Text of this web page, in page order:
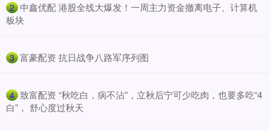
2 ​中鑫优配 港股全线大爆发！一周主力资金撤离电子、计算机
板块
3 ​富豪配资 抗日战争八路军序列图
4 ​致富配资 “秋吃白，病不沾”，立秋后宁可少吃肉，也要多吃“4
白”， 舒心度过秋天